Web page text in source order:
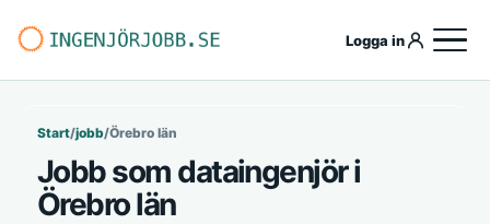
Logga in
Start/jobb/Örebro län
Jobb som dataingenjör i
Örebro län